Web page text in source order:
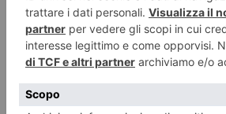
infatti stato previsto l’acquisto di 15 nuovi
dall’Alstom), mentre altri 6 treni saranno
competenza regionale. Ulteriori
rotabile nei prossimi 15 anni avverranno
Servizio ferroviario metropolitano con la
competitivo e del sistema dei regionali